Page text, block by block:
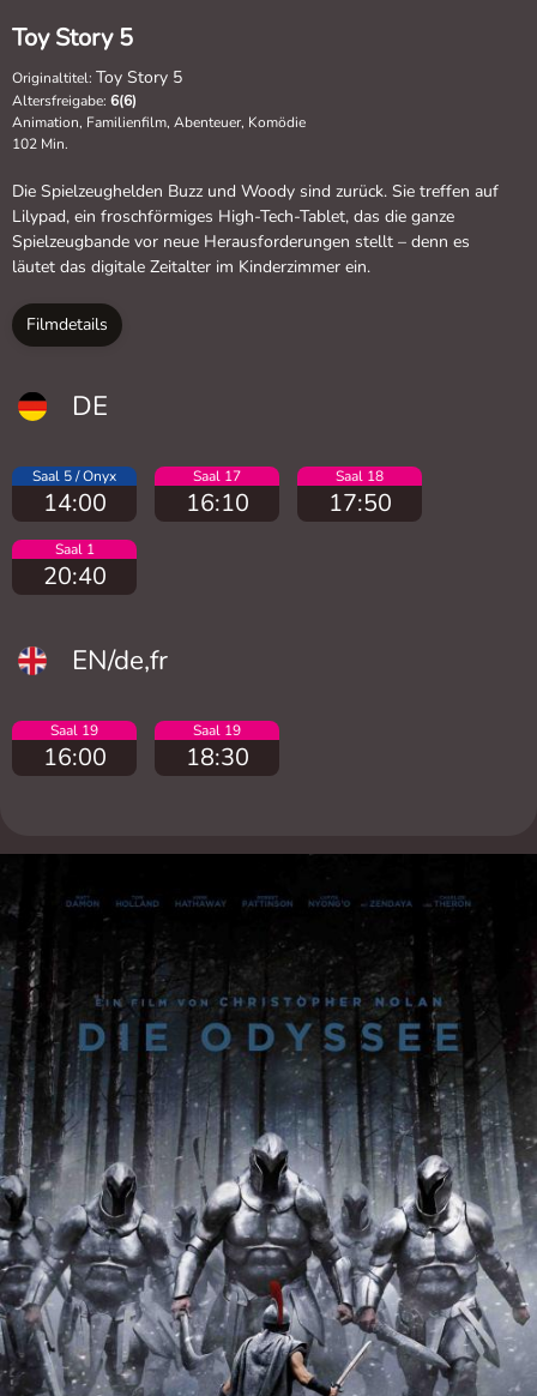
Toy Story 5
Originaltitel: Toy Story 5
Altersfreigabe: 6(6)
Animation, Familienfilm, Abenteuer, Komödie
102 Min.
Die Spielzeughelden Buzz und Woody sind zurück. Sie treffen auf
Lilypad, ein froschförmiges High-Tech-Tablet, das die ganze
Spielzeugbande vor neue Herausforderungen stellt – denn es
läutet das digitale Zeitalter im Kinderzimmer ein.
Filmdetails
DE
Saal 5 / Onyx
14:00
Saal 17
16:10
Saal 18
17:50
Saal 1
20:40
EN/de,fr
Saal 19
16:00
Saal 19
18:30